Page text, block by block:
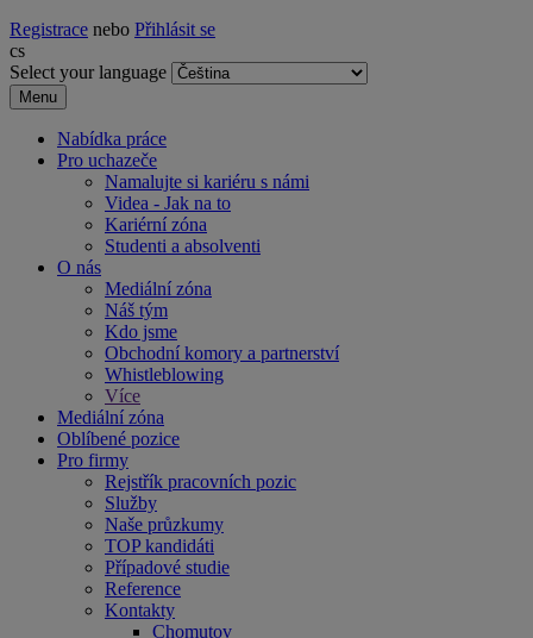
Registrace nebo Přihlásit se
cs
Select your language
Menu
Nabídka práce
Pro uchazeče
Namalujte si kariéru s námi
Videa - Jak na to
Kariérní zóna
Studenti a absolventi
O nás
Mediální zóna
Náš tým
Kdo jsme
Obchodní komory a partnerství
Whistleblowing
Více
Mediální zóna
Oblíbené pozice
Pro firmy
Rejstřík pracovních pozic
Služby
Naše průzkumy
TOP kandidáti
Případové studie
Reference
Kontakty
Chomutov